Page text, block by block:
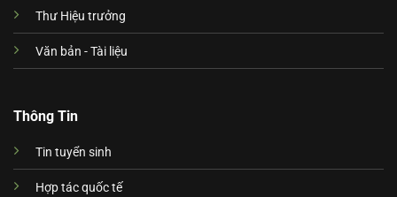
Thư Hiệu trưởng
Văn bản - Tài liệu
Thông Tin
Tin tuyển sinh
Hợp tác quốc tế